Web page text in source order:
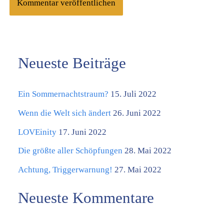
Neueste Beiträge
Ein Sommernachtstraum? 15. Juli 2022
Wenn die Welt sich ändert 26. Juni 2022
LOVEinity 17. Juni 2022
Die größte aller Schöpfungen 28. Mai 2022
Achtung, Triggerwarnung! 27. Mai 2022
Neueste Kommentare
K
t
e
g
o
e